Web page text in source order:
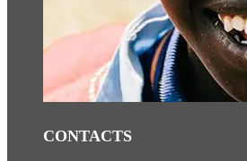
CONTACTS